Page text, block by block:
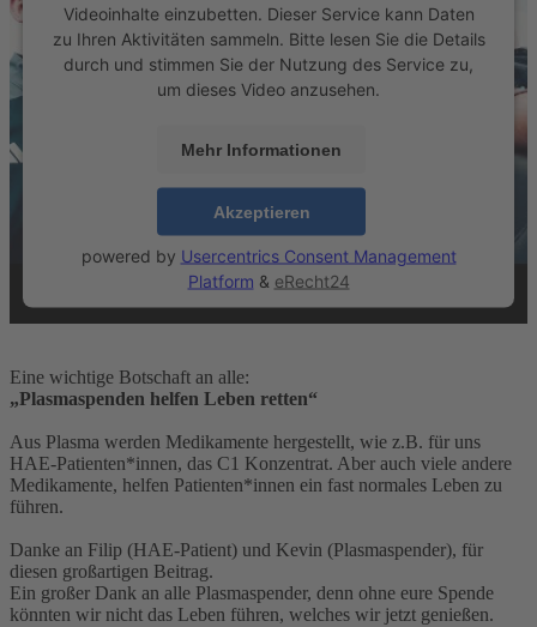
Videoinhalte einzubetten. Dieser Service kann Daten
zu Ihren Aktivitäten sammeln. Bitte lesen Sie die Details
durch und stimmen Sie der Nutzung des Service zu,
um dieses Video anzusehen.
Mehr Informationen
Akzeptieren
powered by Usercentrics Consent Management
Platform & eRecht24
Eine wichtige Botschaft an alle:
„Plasmaspenden helfen Leben retten“
Aus Plasma werden Medikamente hergestellt, wie z.B. für uns
HAE-Patienten*innen, das C1 Konzentrat. Aber auch viele andere
Medikamente, helfen Patienten*innen ein fast normales Leben zu
führen.
Danke an Filip (HAE-Patient) und Kevin (Plasmaspender), für
diesen großartigen Beitrag.
Ein großer Dank an alle Plasmaspender, denn ohne eure Spende
könnten wir nicht das Leben führen, welches wir jetzt genießen.